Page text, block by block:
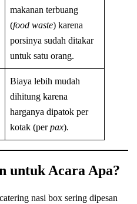
makanan terbuang
(food waste) karena
porsinya sudah ditakar
untuk satu orang.
Biaya lebih mudah
dihitung karena
harganya dipatok per
kotak (perpax).
untuk Acara Apa?
nasi box sering dipesan